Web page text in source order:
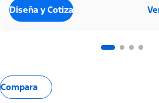
Diseña y Cotiza
Compara